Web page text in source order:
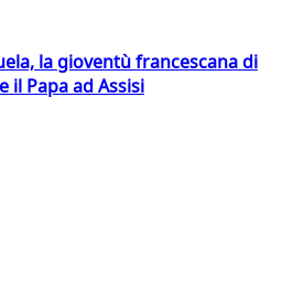
la gioventù francescana di
Papa ad Assisi